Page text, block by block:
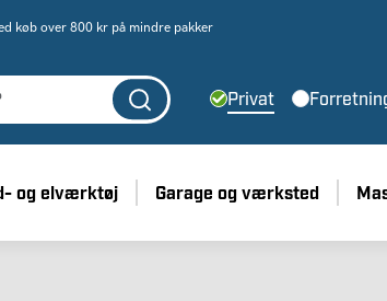
køb over 800 kr på mindre pakker
Privat
og elværktøj Garage og værksted